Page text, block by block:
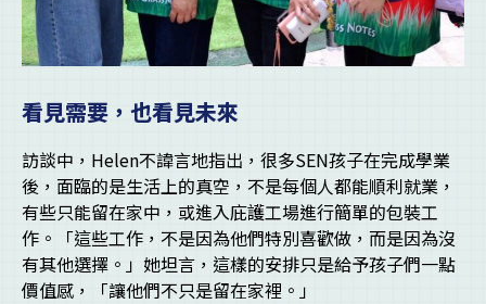
看見需要，也看見未來
訪談中，Helen不諱言地指出，很多SEN孩子在完成學業
後，面臨的是生活上的真空，不是每個人都能順利就業，
有些只能留在家中，或進入庇護工場進行簡單的包裝工
作。「這些工作，不是因為他們特別喜歡做，而是因為沒
有其他選擇。」她坦言，這樣的安排只是給予孩子們一點
價值感，「讓他們不只是留在家裡。」